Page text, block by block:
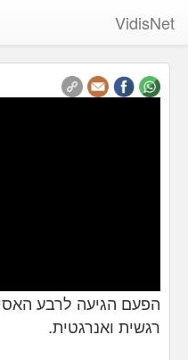
VidisNet
הפעם הגיעה לרבע
רגשית ואנרגטית.